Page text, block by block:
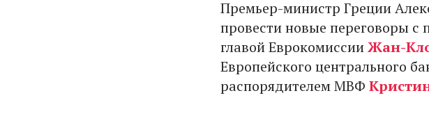
Премьер-министр Греции
провести новые переговоры с
главой ЕврокомиссииЖан-
Европейского центрального
распорядителем МВФ